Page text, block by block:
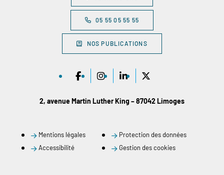
05 55 05 55 55
NOS PUBLICATIONS
2, avenue Martin Luther King – 87042 Limoges
Mentions légales
Protection des données
Accessibilité
Gestion des cookies